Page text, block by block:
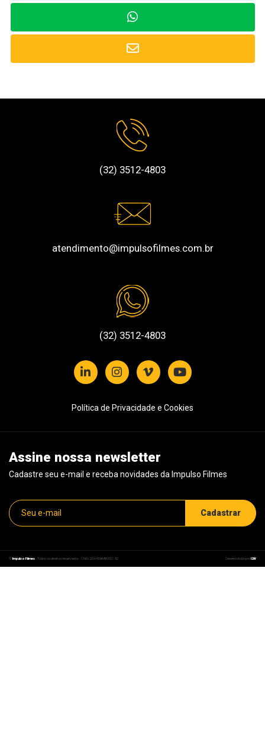
(32) 3512-4803
atendimento@impulsofilmes.com.br
(32) 3512-4803
Política de Privacidade e Cookies
Assine nossa newsletter
Cadastre seu e-mail e receba novidades da Impulso Filmes
©Impulso Filmes- Todos os direitos reservados - CNPJ: 20.843.669/0001-52 Desenvolvido porI2W